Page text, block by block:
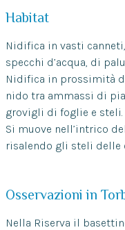
Habitat
Nidifica in vasti
specchi d’acqua, di
Nidifica in prossimità
nido tra ammassi di
grovigli di foglie e steli.
Si muove nell’intrico
risalendo gli steli delle
Osservazioni in
Nella Riserva il